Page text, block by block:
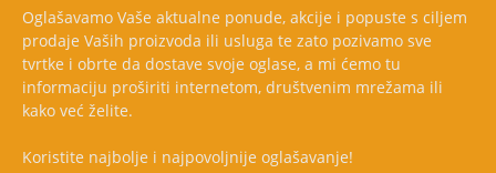
Oglašavamo Vaše aktualne ponude, akcije i popuste s ciljem
prodaje Vaših proizvoda ili usluga te zato pozivamo sve
tvrtke i obrte da dostave svoje oglase, a mi ćemo tu
informaciju proširiti internetom, društvenim mrežama ili
kako već želite.
Koristite najbolje i najpovoljnije oglašavanje!